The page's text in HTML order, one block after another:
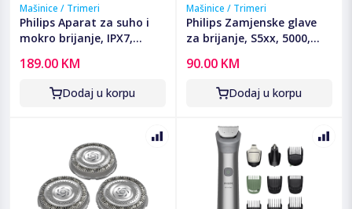
Mašinice / Trimeri
Philips Aparat za suho i
mokro brijanje, IPX7,
189.00 KM
Dodaj u korpu
Mašinice / Trimeri
Philips Zamjenske glave
za brijanje, S5xx, 5000,
90.00 KM
Dodaj u korpu